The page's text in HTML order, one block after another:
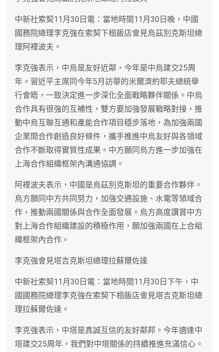
中新社索契11月30日電：當地時間11月30日晚，中國
國務院總理李克強在索契下榻飯店會見烏茲別克斯坦總
理阿裡波夫。
李克強表示，中烏是友好近鄰，今年是中烏建交25周
年。習近平主席同今年5月訪華的米爾濟約耶夫總統舉
行會晤，一致決定進一步深化全面戰略夥伴關係。中烏
合作具有很強的互補性，雙方要加強發展戰略對接，推
動中烏互聯互通和產能合作項目穩步落地，為加強兩國
企業間合作創造良好條件，攜手推進中烏友好與各領域
合作不斷取得實質性成果。中方願同烏方進一步加強在
上海合作組織框架內溝通協調。
阿裡波夫表示，中國是烏茲別克斯坦的重要合作夥伴。
烏方願同中方共同努力，加強交通設施、水電等領域合
作，推動兩國關係與合作全面發展。烏方高度讚賞中方
對上海合作組織建設的積極作用，願加強兩國在上合組
織框架內合作。
李克強會見塔吉克斯坦總理拉蘇爾佐達
中新社索契11月30日電：當地時間11月30日下午，中
國國務院總理李克強在索契下榻飯店會見塔吉克斯坦總
理拉蘇爾佐達。
李克強表示，中塔是真誠互信的友好鄰邦。今年適逢中
塔建交25周年，我們對中塔關係的持續推進充滿信心。